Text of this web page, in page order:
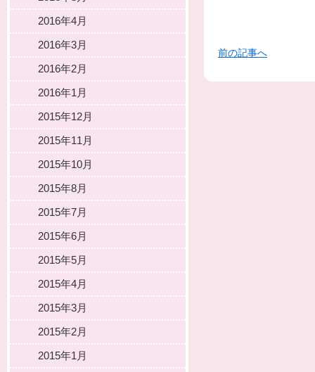
前の記事へ
2016年4月
2016年3月
2016年2月
2016年1月
2015年12月
2015年11月
2015年10月
2015年8月
2015年7月
2015年6月
2015年5月
2015年4月
2015年3月
2015年2月
2015年1月